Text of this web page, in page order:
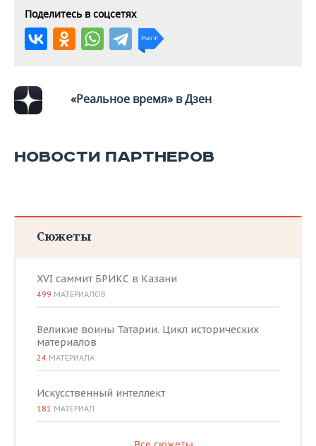
Поделитесь в соцсетях
«Реальное время» в Дзен
НОВОСТИ ПАРТНЕРОВ
Сюжеты
XVI саммит БРИКС в Казани
499 МАТЕРИАЛОВ
Великие воины Татарии. Цикл исторических
материалов
24 МАТЕРИАЛА
Искусственный интеллект
181 МАТЕРИАЛ